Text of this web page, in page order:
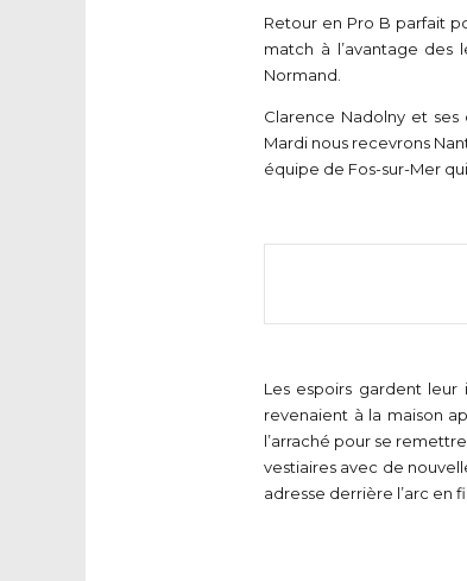
Retour en Pro B parfait
match à l’avantage
Normand.
Clarence Nadolny et
Mardi nous recevrons
équipe de Fos-sur-Mer
Les espoirs gardent
revenaient à la maison
l’arraché pour se
vestiaires avec de
adresse derrière l’arc en